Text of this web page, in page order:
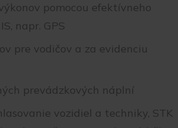
pomocou efektívneho
napr. GPS
pre vodičov a za evidenciu
prevádzkových náplní
vozidiel a techniky, STK